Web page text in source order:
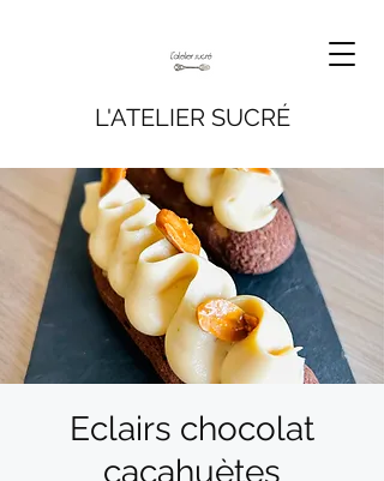
L'ATELIER SUCRÉ
Eclairs chocolat
cacahuètes